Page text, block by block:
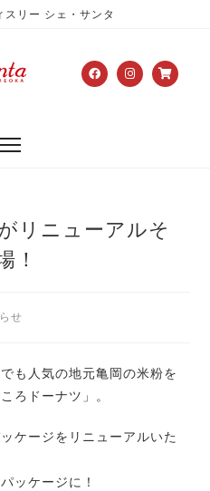
リー シェ・サンタ
リニューアルそ
！
せ
も人気の地元亀岡の米粉を
ろドーナツ」。
ケージをリニューアルいた
ッケージに！